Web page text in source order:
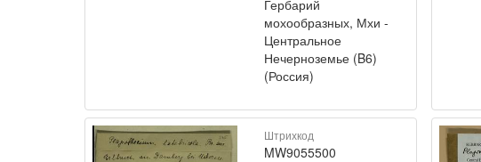
Гербарий
мохообразных, Мхи -
Центральное
Нечерноземье (B6)
(Россия)
Штрихкод
MW9055500